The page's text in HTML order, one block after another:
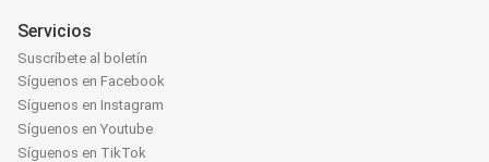
Servicios
Suscríbete al boletín
Síguenos en Facebook
Síguenos en Instagram
Síguenos en Youtube
Síguenos en TikTok